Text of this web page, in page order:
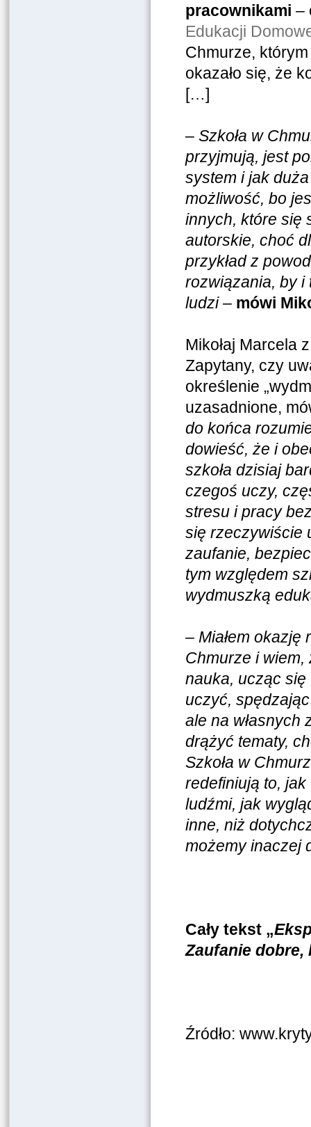
pracownikami –
Edukacji
Chmurze,
okazało się, że
[…]
– Szkoła w
przyjmują, jest
system i jak
możliwość, bo
innych, które się
autorskie, choć
przykład z
rozwiązania, by i
ludzi– mówi
Mikołaj Marcela
Zapytany, czy
określenie
uzasadnione,
do końca
dowieść, że i
szkoła dzisiaj
czegoś uczy,
stresu i pracy
się rzeczywiście
zaufanie,
tym względem
wydmuszką
– Miałem okazję
Chmurze i wiem,
nauka, ucząc
uczyć,
ale na własnych
drążyć tematy,
Szkoła w
redefiniują to,
ludźmi, jak
inne, niż
możemy inaczej
Cały tekst „
Zaufanie dobre,
Źródło: